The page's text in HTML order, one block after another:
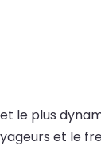
le plus
et le